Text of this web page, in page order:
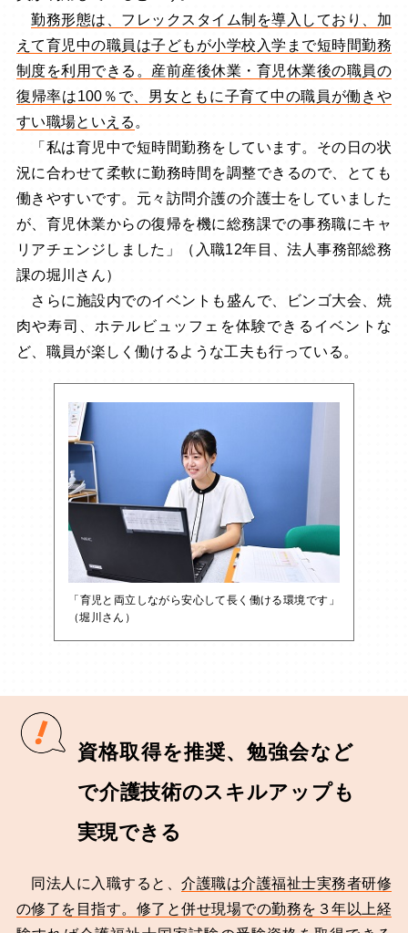
勤務形態は、フレックスタイム制を導入しており、加
えて育児中の職員は子どもが小学校入学まで短時間勤務
制度を利用できる。産前産後休業・育児休業後の職員の
復帰率は100％で、男女ともに子育て中の職員が働きや
すい職場といえる 。
「私は育児中で短時間勤務をしています。その日の状
況に合わせて柔軟に勤務時間を調整できるので、とても
働きやすいです。元々訪問介護の介護士をしていました
が、育児休業からの復帰を機に総務課での事務職にキャ
リアチェンジしました」（入職12年目、法人事務部総務
課の堀川さん）
さらに施設内でのイベントも盛んで、ビンゴ大会、焼
肉や寿司、ホテルビュッフェを体験できるイベントな
ど、職員が楽しく働けるような工夫も行っている。
「育児と両立しながら安心して長く働ける環境です」
（堀川さん）
資格取得を推奨、勉強会など
で介護技術のスキルアップも
実現できる
同法人に入職すると、介護職は介護福祉士実務者研修
の修了を目指す。修了と併せ現場での勤務を３年以上経